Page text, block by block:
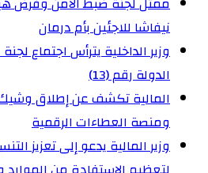
نيفاشا للاجئين بأم درمان
وزير الداخلية يترأس اجتماع
الدولة رقم (13)
المالية تكشف عن إطلاق وشيك
ومنصة العطاءات الرقمية
وزير المالية يدعو إلى تعزيز